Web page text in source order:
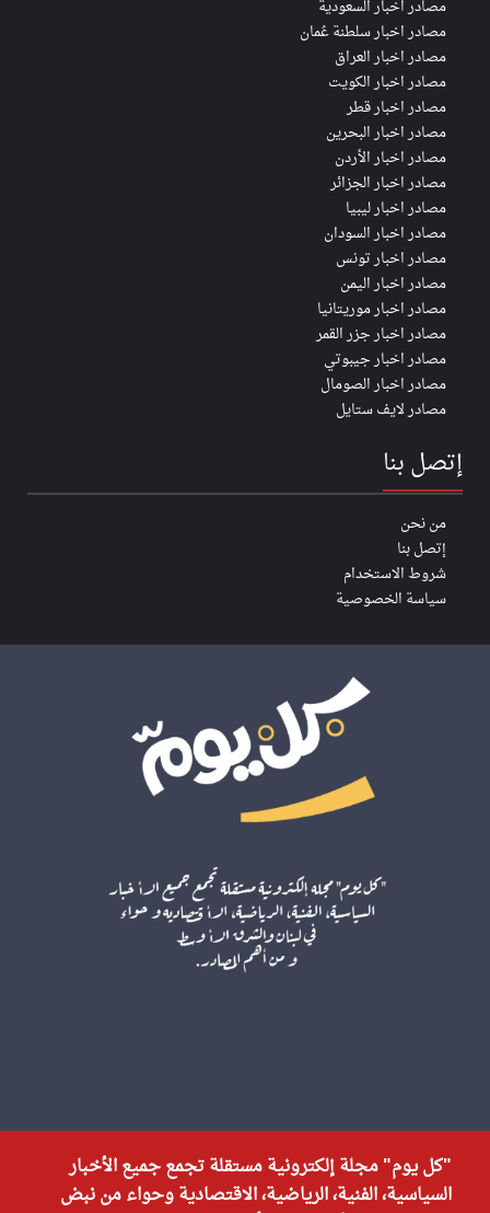
مصادر اخبار السعودية
مصادر اخبار سلطنة عُمان
مصادر اخبار العراق
مصادر اخبار الكويت
مصادر اخبار قطر
مصادر اخبار البحرين
مصادر اخبار الأردن
مصادر اخبار الجزائر
مصادر اخبار ليبيا
مصادر اخبار السودان
مصادر اخبار تونس
مصادر اخبار اليمن
مصادر اخبار موريتانيا
مصادر اخبار جزر القمر
مصادر اخبار جيبوتي
مصادر اخبار الصومال
مصادر لايف ستايل
إتصل بنا
من نحن
إتصل بنا
شروط الاستخدام
سياسة الخصوصية
"كل يوم" مجلة إلكترونية مستقلة تجمع جميع الأخبار
السياسية، الفنية، الرياضية، الاقتصادية وحواء من نبض